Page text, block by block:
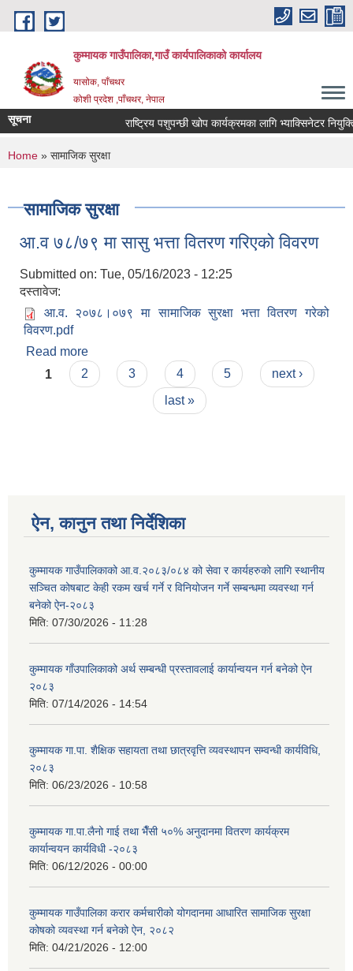
Skip to main content
कुम्मायक गाउँपालिका,गाउँ कार्यपालिकाको कार्यालय
यासोक, पाँचथर
कोशी प्रदेश ,पाँचथर, नेपाल
सूचना राष्ट्रिय पशुपन्छी खोप कार्यक्रमका लागि भ्याक्सिनेटर
You are here
Home » सामाजिक सुरक्षा
सामाजिक सुरक्षा
आ.व ७८/७९ मा सासु भत्ता वितरण गरिएको विवरण
Submitted on: Tue, 05/16/2023 - 12:25
दस्तावेज:
आ.व. २०७८।०७९ मा सामाजिक सुरक्षा भत्ता वितरण गरेको
विवरण.pdf
Read more
Pages
1 2 3 4 5
next ›
last »
ऐन, कानुन तथा निर्देशिका
कुम्मायक गाउँपालिकाको आ.व.२०८३/०८४ को सेवा र कार्यहरुको लागि स्थानीय
सञ्चित कोषबाट केही रकम खर्च गर्ने र विनियोजन गर्ने सम्बन्धमा व्यवस्था गर्न
बनेको ऐन-२०८३
मिति: 07/30/2026 - 11:28
कुम्मायक गाँउपालिकाको अर्थ सम्बन्धी प्रस्तावलाई कार्यान्वयन गर्न बनेको ऐन
२०८३
मिति: 07/14/2026 - 14:54
कुम्मायक गा.पा. शैक्षिक सहायता तथा छात्रवृत्ति व्यवस्थापन सम्वन्धी कार्यविधि,
२०८३
मिति: 06/23/2026 - 10:58
कुम्मायक गा.पा.लैनो गाई तथा भैँसी ५०% अनुदानमा वितरण कार्यक्रम
कार्यान्वयन कार्यविधी -२०८३
मिति: 06/12/2026 - 00:00
कुम्मायक गाउँपालिका करार कर्मचारीको योगदानमा आधारित सामाजिक सुरक्षा
कोषको व्यवस्था गर्न बनेको ऐन, २०८२
मिति: 04/21/2026 - 12:00